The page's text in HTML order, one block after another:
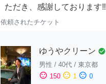
ただき、感謝しております‼️
依頼されたチケット
ゆうやクリーン check_circle
男性 / 40代 / 東京都
sentiment_satisfied 150 sentiment_neutral 1 sentiment_dissatisfied 0